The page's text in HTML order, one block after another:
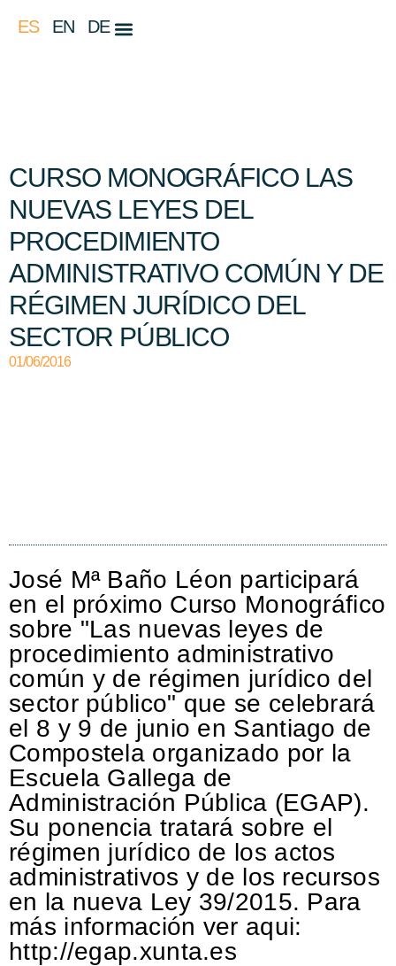
ES EN DE
CURSO MONOGRÁFICO LAS
NUEVAS LEYES DEL
PROCEDIMIENTO
ADMINISTRATIVO COMÚN Y DE
RÉGIMEN JURÍDICO DEL
SECTOR PÚBLICO
01/06/2016
José Mª Baño Léon participará
en el próximo Curso Monográfico
sobre "Las nuevas leyes de
procedimiento administrativo
común y de régimen jurídico del
sector público" que se celebrará
el 8 y 9 de junio en Santiago de
Compostela organizado por la
Escuela Gallega de
Administración Pública (EGAP).
Su ponencia tratará sobre el
régimen jurídico de los actos
administrativos y de los recursos
en la nueva Ley 39/2015. Para
más información ver aqui:
http://egap.xunta.es